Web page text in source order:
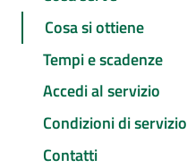
Cosa si ottiene
Tempi e scadenze
Accedi al servizio
Condizioni di servizio
Contatti